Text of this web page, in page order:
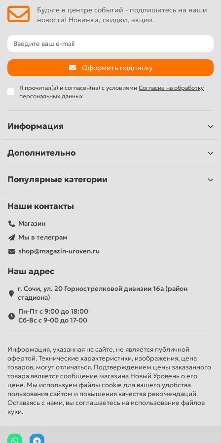
самостоятельно возвращается в рабочее положение
Боковое натяжение цепи обеспечивает надежное и
легкое повторное натяжение цепи без контакта с острой
цепью или кончиками зубчатого упора
Будьте в центре событий - подпишитесь на наши
новости! Новинки, скидки, акции.
Оформить подписку
Я прочитал(а) и согласен(на) с условиями Согласие на обработку
персональных данных
Информация
Дополнительно
Популярные категории
Наши контакты
Магазин
Мы в телеграм
shop@magazin-uroven.ru
Наш адрес
г. Сочи, ул. 20 Горнострелковой дивизии 16а (район
стадиона)
Пн-Пт с 9:00 до 18:00
Сб-Вс с 9-00 до 17-00
Информация, указанная на сайте, не является публичной
офертой. Технические характеристики, изображения, цена
товаров, могут отличаться. Подтверждением цены заказанного
товара является сообщение магазина Новый Уровень о его
цене. Мы используем файлы cookie для вашего удобства
пользования сайтом и повышения качества рекомендаций.
Оставаясь с нами, вы соглашаетесь на использование файлов
куки.